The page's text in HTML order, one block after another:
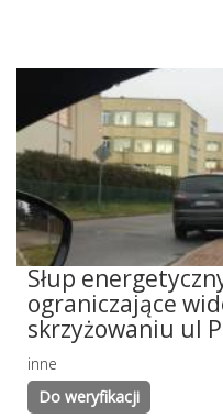
Słup
ograniczające
skrzyżowaniu ul
inne
Do weryfikacji